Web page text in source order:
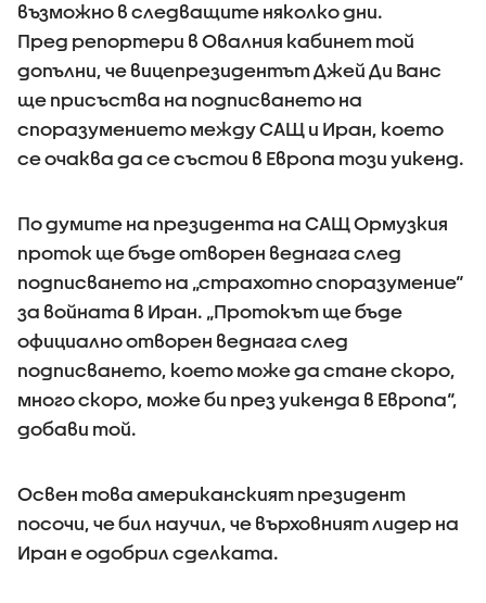
възможно в следващите няколко дни.
Пред репортери в Овалния кабинет той
допълни, че вицепрезидентът Джей Ди Ванс
ще присъства на подписването на
споразумението между САЩ и Иран, което
се очаква да се състои в Европа този уикенд.
По думите на президента на САЩ Ормузкия
проток ще бъде отворен веднага след
подписването на „страхотно споразумение“
за войната в Иран. „Протокът ще бъде
официално отворен веднага след
подписването, което може да стане скоро,
много скоро, може би през уикенда в Европа“,
добави той.
Освен това американският президент
посочи, че бил научил, че върховният лидер на
Иран е одобрил сделката.